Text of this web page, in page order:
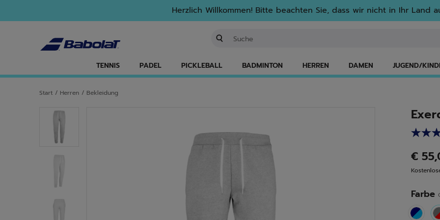
Herzlich Willkommen! Bitte beachten Sie, dass wir nicht in Ihr Land
TENNIS PADEL PICKLEBALL BADMINTON HERREN DAMEN JUGEND/
Start / Herren / Bekleidung
€
Farbe